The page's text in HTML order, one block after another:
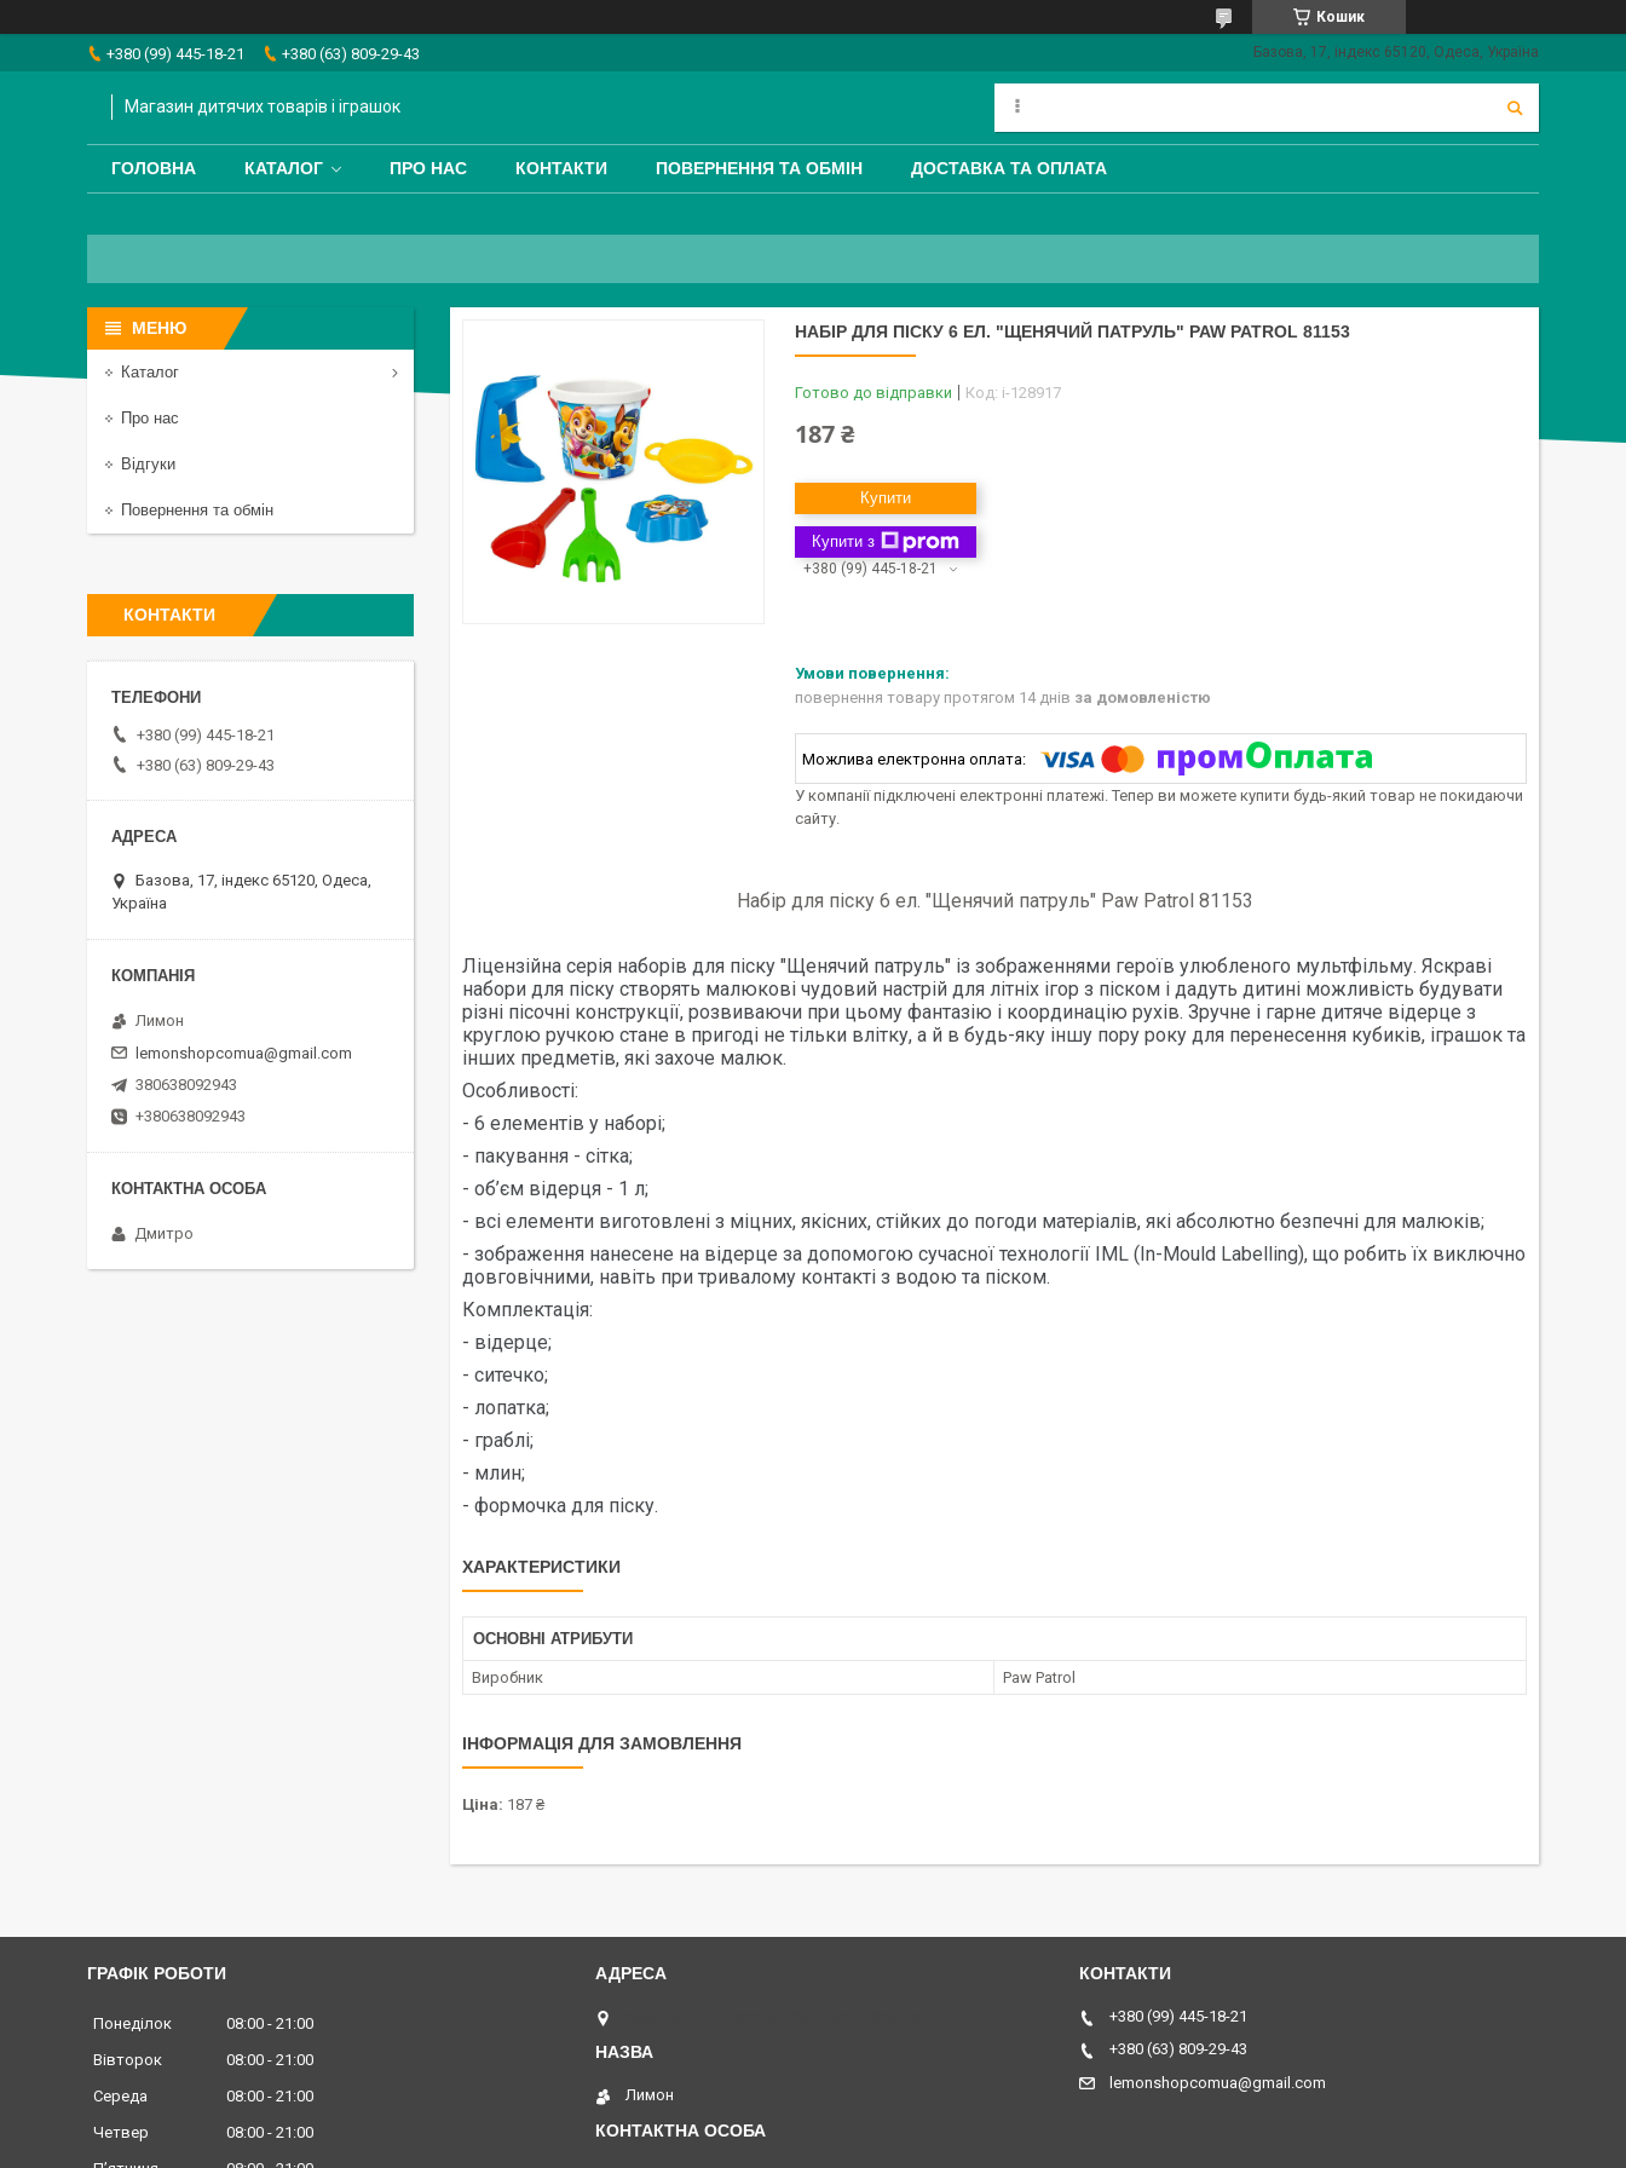
Кошик
+380 (99) 445-18-21 +380 (63) 809-29-43 Базова, 17, індекс 65120, Одеса, Україна
Магазин дитячих товарів і іграшок
ГОЛОВНА КАТАЛОГ ПРО НАС КОНТАКТИ ПОВЕРНЕННЯ ТА ОБМІН ДОСТАВКА ТА ОПЛАТА
НАБІР ДЛЯ ПІСКУ 6 ЕЛ. "ЩЕНЯЧИЙ ПАТРУЛЬ" PAW PATROL 81153
Готово до відправки Код: i-128917
187 ₴
Купити
Купити з
+380 (99) 445-18-21
повернення товару протягом 14 днів за домовленістю
У компанії підключені електронні платежі. Тепер ви можете купити будь-який товар не покидаючи
сайту.
Набір для піску 6 ел. "Щенячий патруль" Paw Patrol 81153
Ліцензійна серія наборів для піску "Щенячий патруль" із зображеннями героїв улюбленого мультфільму. Яскраві
набори для піску створять малюкові чудовий настрій для літніх ігор з піском і дадуть дитині можливість будувати
різні пісочні конструкції, розвиваючи при цьому фантазію і координацію рухів. Зручне і гарне дитяче відерце з
круглою ручкою стане в пригоді не тільки влітку, а й в будь-яку іншу пору року для перенесення кубиків, іграшок та
інших предметів, які захоче малюк.
Особливості:
- 6 елементів у наборі;
- пакування - сітка;
- об’єм відерця - 1 л;
- всі елементи виготовлені з міцних, якісних, стійких до погоди матеріалів, які абсолютно безпечні для малюків;
- зображення нанесене на відерце за допомогою сучасної технології IML (In-Mould Labelling), що робить їх виключно
довговічними, навіть при тривалому контакті з водою та піском.
Комплектація:
- відерце;
- ситечко;
- лопатка;
- граблі;
- млин;
- формочка для піску.
ХАРАКТЕРИСТИКИ
ОСНОВНІ АТРИБУТИ
Виробник Paw Patrol
ІНФОРМАЦІЯ ДЛЯ ЗАМОВЛЕННЯ
Ціна: 187 ₴
Каталог
Про нас
Відгуки
Повернення та обмін
КОНТАКТИ
+380 (99) 445-18-21
+380 (63) 809-29-43
Базова, 17, індекс 65120, Одеса,
Україна
Лимон
lemonshopcomua@gmail.com
380638092943
+380638092943
Дмитро
ГРАФІК РОБОТИ
Понеділок 08:00
21:00
Вівторок
08:00
21:00
Середа
08:00
21:00
Четвер
08:00
21:00
Лимон
+380 (99) 445-18-21
+380 (63) 809-29-43
lemonshopcomua@gmail.com